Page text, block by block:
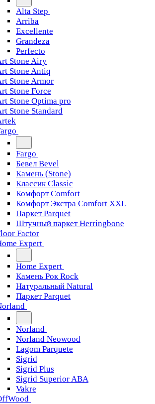
Alta Step
Arriba
Excellente
Grandeza
Perfecto
Stone Airy
Stone Antiq
Stone Armor
Stone Force
Stone Optima pro
Stone Standard
Fargo
Бевел Bevel
Камень (Stone)
Классик Classic
Комфорт Comfort
Комфорт Экстра Comfort XXL
Паркет Parquet
Штучный паркет Herringbone
Factor
Expert
Home Expert
Камень Рок Rock
Натуральный Natural
Паркет Parquet
Norland
Norland Neowood
Lagom Parquete
Sigrid
Sigrid Plus
Sigrid Superior ABA
Vakre